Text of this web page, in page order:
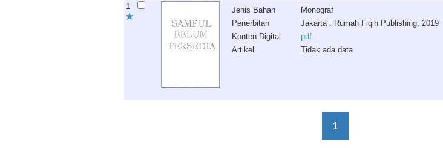
1
Jenis Bahan
Monograf
Penerbitan
Jakarta : Rumah Fiqih Publishing, 2019
Konten Digital
pdf
Artikel
Tidak ada data
1